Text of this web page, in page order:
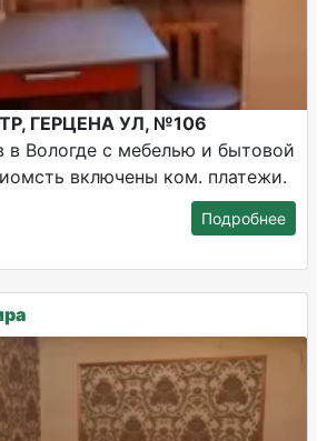
ГЕРЦЕНА УЛ, №106
в Вологде с мебелью и бытовой
включены ком. платежи.
Подробнее